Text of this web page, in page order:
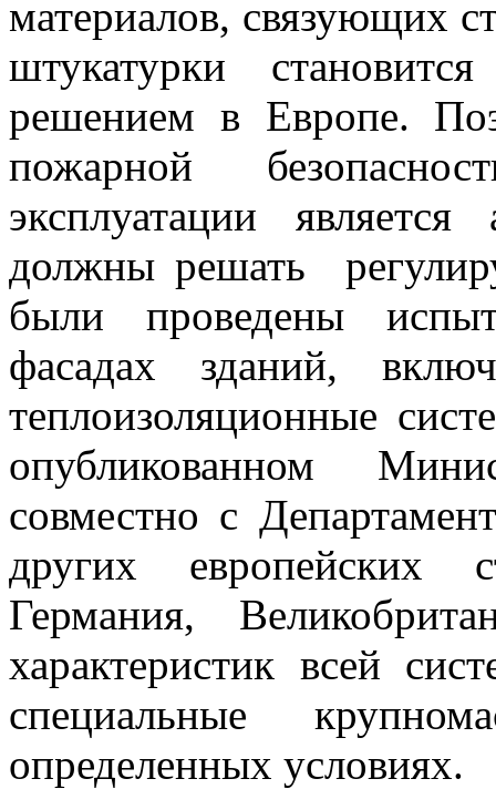
материалов, связующих
штукатурки
решением в Европе.
пожарной
эксплуатации
должны решать
были проведены
фасадах зданий,
теплоизоляционные
опубликованном
совместно с
других европейских
Германия,
характеристик всей
специальные
определенных условиях.